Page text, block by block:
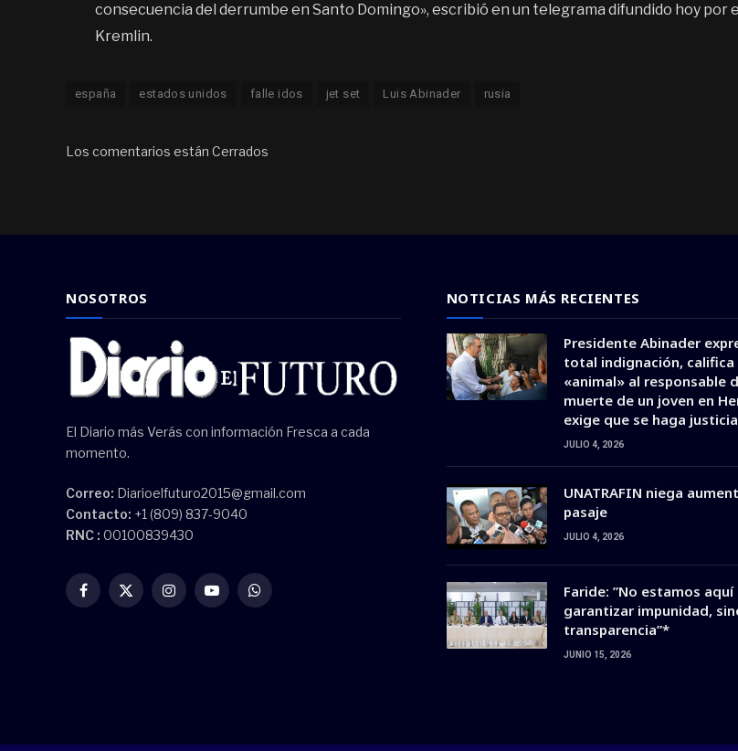
consecuencia del derrumbe en Santo Domingo», escribió en un telegrama difundido hoy por
Kremlin.
españa estados unidos falle idos jet set Luis Abinader rusia
Los comentarios están Cerrados
NOSOTROS
El Diario más Verás con información Fresca a cada
momento.
Correo: Diarioelfuturo2015@gmail.com
Contacto: +1 (809) 837-9040
RNC : 00100839430
Facebook
X
InstagramYouTubeWhatsApp
NOTICIAS MÁS RECIENTES
Presidente Abinader
total indignación, califica
«animal» al responsable
muerte de un joven en
exige que se haga
JULIO 4, 2026
UNATRAFIN niega
pasaje
JULIO 4, 2026
Faride: ”No estamos aquí
garantizar impunidad,
transparencia”*
JUNIO 15, 2026